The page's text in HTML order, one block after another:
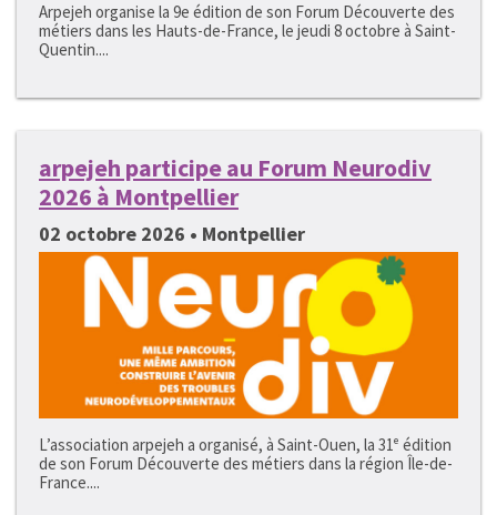
Arpejeh organise la 9e édition de son Forum Découverte des
métiers dans les Hauts-de-France, le jeudi 8 octobre à Saint-
Quentin....
arpejeh participe au Forum Neurodiv
2026 à Montpellier
02 octobre 2026 • Montpellier
L’association arpejeh a organisé, à Saint-Ouen, la 31ᵉ édition
de son Forum Découverte des métiers dans la région Île-de-
France....